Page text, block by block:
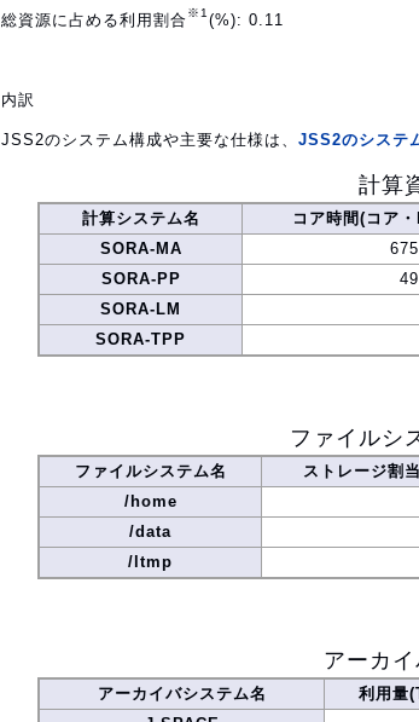
総資源に占める利用割合※1 (%): 0.11
内訳
JSS2のシステム構成や主要な仕様は、 JSS2のシステ
計算
計算システム名 コア時間(コア
SORA-MA
SORA-PP
SORA-LM
SORA-TPP
ファイルシ
ファイルシステム名 ストレージ割
/home
/data
/ltmp
アーカ
アーカイバシステム名 利用量